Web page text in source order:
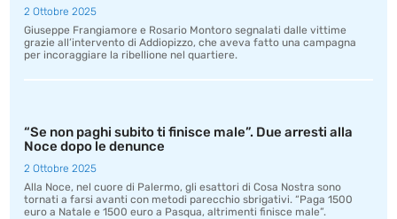
2 Ottobre 2025
Giuseppe Frangiamore e Rosario Montoro segnalati dalle vittime
grazie all’intervento di Addiopizzo, che aveva fatto una campagna
per incoraggiare la ribellione nel quartiere.
“Se non paghi subito ti finisce male”. Due arresti alla
Noce dopo le denunce
2 Ottobre 2025
Alla Noce, nel cuore di Palermo, gli esattori di Cosa Nostra sono
tornati a farsi avanti con metodi parecchio sbrigativi. “Paga 1500
euro a Natale e 1500 euro a Pasqua, altrimenti finisce male”.